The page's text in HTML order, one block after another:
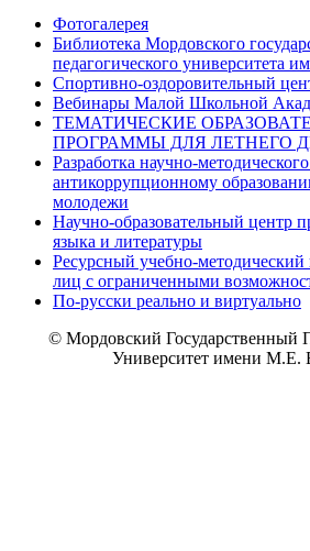
Фотогалерея
Библиотека Мордовского
педагогического университета
Спортивно-оздоровительный
Вебинары Малой Школьной
ТЕМАТИЧЕСКИЕ
ПРОГРАММЫ ДЛЯ ЛЕТНЕГО
Разработка научно-
антикоррупционному
молодежи
Научно-образовательный центр
языка и литературы
Ресурсный учебно-
лиц с ограниченными
По-русски реально и виртуально
© Мордовский Государственный
Университет имени М.Е.